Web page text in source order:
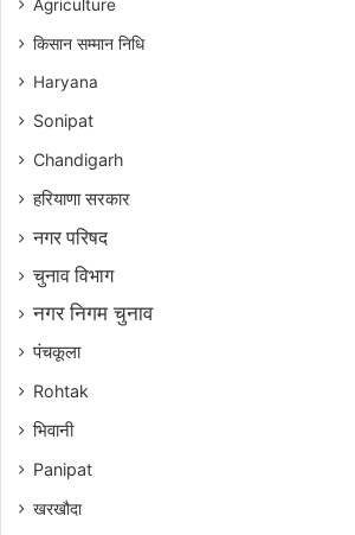
Agriculture
किसान सम्मान निधि
Haryana
Sonipat
Chandigarh
हरियाणा सरकार
नगर परिषद
चुनाव विभाग
नगर निगम चुनाव
पंचकूला
Rohtak
भिवानी
Panipat
खरखौदा